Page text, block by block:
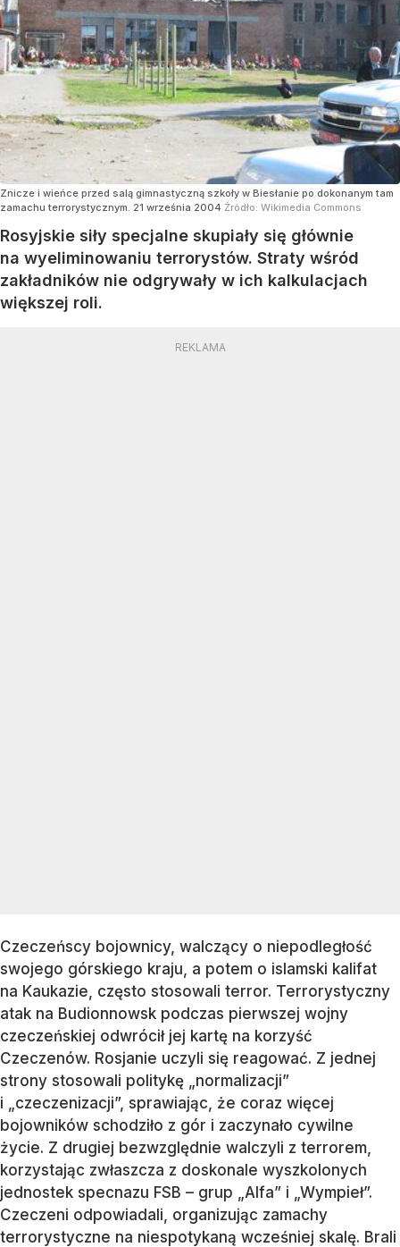
Znicze i wieńce przed salą gimnastyczną szkoły w Biesłanie po dokonanym tam
zamachu terrorystycznym. 21 września 2004 Źródło: Wikimedia Commons
Rosyjskie siły specjalne skupiały się głównie
na wyeliminowaniu terrorystów. Straty wśród
zakładników nie odgrywały w ich kalkulacjach
większej roli.
Czeczeńscy bojownicy, walczący o niepodległość
swojego górskiego kraju, a potem o islamski kalifat
na Kaukazie, często stosowali terror. Terrorystyczny
atak na Budionnowsk podczas pierwszej wojny
czeczeńskiej odwrócił jej kartę na korzyść
Czeczenów. Rosjanie uczyli się reagować. Z jednej
strony stosowali politykę „normalizacji”
i „czeczenizacji”, sprawiając, że coraz więcej
bojowników schodziło z gór i zaczynało cywilne
życie. Z drugiej bezwzględnie walczyli z terrorem,
korzystając zwłaszcza z doskonale wyszkolonych
jednostek specnazu FSB – grup „Alfa” i „Wympieł”.
Czeczeni odpowiadali, organizując zamachy
terrorystyczne na niespotykaną wcześniej skalę. Brali